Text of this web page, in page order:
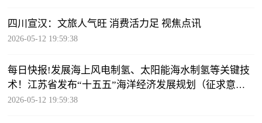
四川宣汉：文旅人气旺 消费活力足 视焦点讯
2026-05-12 19:59:38
每日快报!发展海上风电制氢、太阳能海水制氢等关键技
术！江苏省发布“十五五”海洋经济发展规划（征求意见
稿）
2026-05-12 19:59:38